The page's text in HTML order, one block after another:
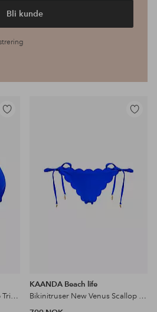
Bli kunde
Legg
Bikini BH New Venus Scallop Triangle Top
Legg
KAANDA Beach life
Bikinitruser New Venus Scallop Tie Side Bottom